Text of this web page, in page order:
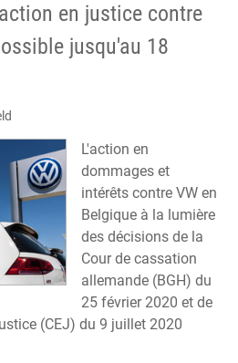
en justice contre
jusqu'au 18
L'action en
dommages et
intérêts contre VW en
Belgique à la lumière
des décisions de la
Cour de cassation
allemande (BGH) du
25 février 2020 et de
(CEJ) du 9 juillet 2020